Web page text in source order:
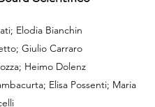
Elodia Bianchin
Giulio Carraro
Heimo Dolenz
Elisa Possenti; Maria